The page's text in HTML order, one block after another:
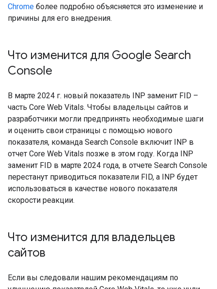
Chrome более подробно объясняется это изменение и
причины для его внедрения.
Что изменится для Google Search
Console
В марте 2024 г. новый показатель INP заменит FID –
часть Core Web Vitals. Чтобы владельцы сайтов и
разработчики могли предпринять необходимые шаги
и оценить свои страницы с помощью нового
показателя, команда Search Console включит INP в
отчет Core Web Vitals позже в этом году. Когда INP
заменит FID в марте 2024 года, в отчете Search Console
перестанут приводиться показатели FID, а INP будет
использоваться в качестве нового показателя
скорости реакции.
Что изменится для владельцев
сайтов
Если вы следовали нашим рекомендациям по